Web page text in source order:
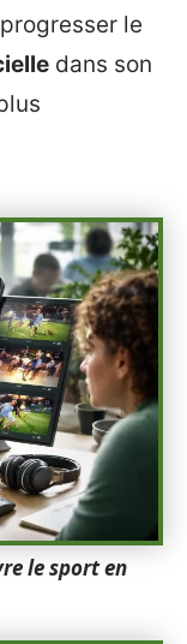
le
dans son
le sport en